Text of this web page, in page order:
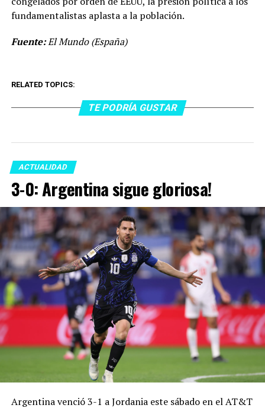
fundamentalistas aplasta a la población.
Fuente:El Mundo (España)
RELATED TOPICS:
TE PODRÍA GUSTAR
ACTUALIDAD
3-0: Argentina sigue gloriosa!
Argentina venció 3-1 a Jordania este sábado en el AT&T